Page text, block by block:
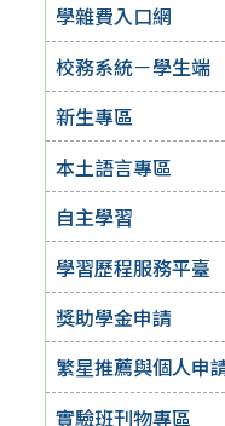
學雜費入口網
校務系統－學生端
新生專區
本土語言專區
自主學習
學習歷程服務平臺
獎助學金申請
繁星推薦與個人申
實驗班刊物專區